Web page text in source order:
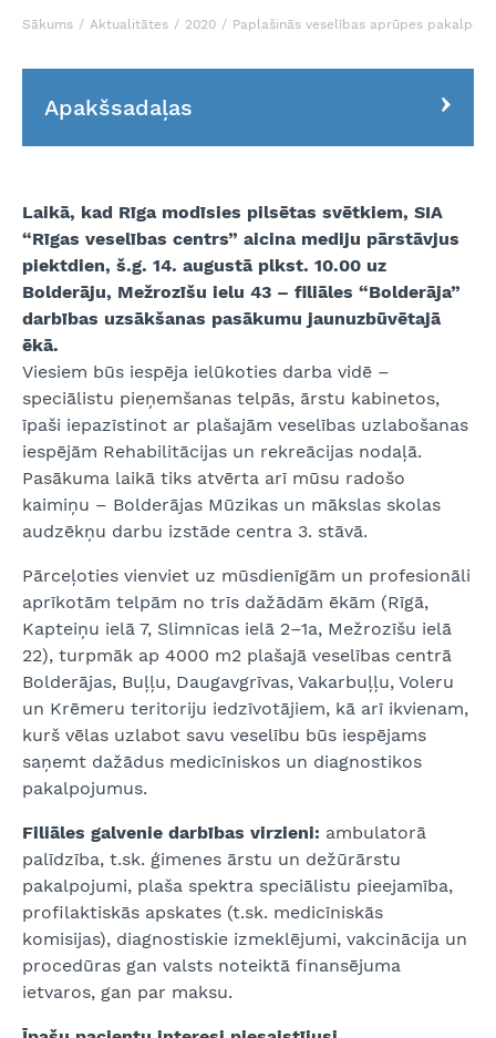
Sākums Aktualitātes 2020 Paplašinās veselības aprūpes
Apakšsadaļas
Laikā, kad Rīga modīsies pilsētas svētkiem, SIA
“Rīgas veselības centrs” aicina mediju pārstāvjus
piektdien, š.g. 14. augustā plkst. 10.00 uz
Bolderāju, Mežrozīšu ielu 43 – filiāles “Bolderāja”
darbības uzsākšanas pasākumu jaunuzbūvētajā
ēkā.
Viesiem būs iespēja ielūkoties darba vidē –
speciālistu pieņemšanas telpās, ārstu kabinetos,
īpaši iepazīstinot ar plašajām veselības uzlabošanas
iespējām Rehabilitācijas un rekreācijas nodaļā.
Pasākuma laikā tiks atvērta arī mūsu radošo
kaimiņu – Bolderājas Mūzikas un mākslas skolas
audzēkņu darbu izstāde centra 3. stāvā.
Pārceļoties vienviet uz mūsdienīgām un profesionāli
aprīkotām telpām no trīs dažādām ēkām (Rīgā,
Kapteiņu ielā 7, Slimnīcas ielā 2–1a, Mežrozīšu ielā
22), turpmāk ap 4000 m2 plašajā veselības centrā
Bolderājas, Buļļu, Daugavgrīvas, Vakarbuļļu, Voleru
un Krēmeru teritoriju iedzīvotājiem, kā arī ikvienam,
kurš vēlas uzlabot savu veselību būs iespējams
saņemt dažādus medicīniskos un diagnostikos
pakalpojumus.
Filiāles galvenie darbības virzieni: ambulatorā
palīdzība, t.sk. ģimenes ārstu un dežūrārstu
pakalpojumi, plaša spektra speciālistu pieejamība,
profilaktiskās apskates (t.sk. medicīniskās
komisijas), diagnostiskie izmeklējumi, vakcinācija un
procedūras gan valsts noteiktā finansējuma
ietvaros, gan par maksu.